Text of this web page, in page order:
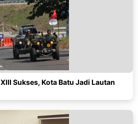
Sukses, Kota Batu Jadi Lautan